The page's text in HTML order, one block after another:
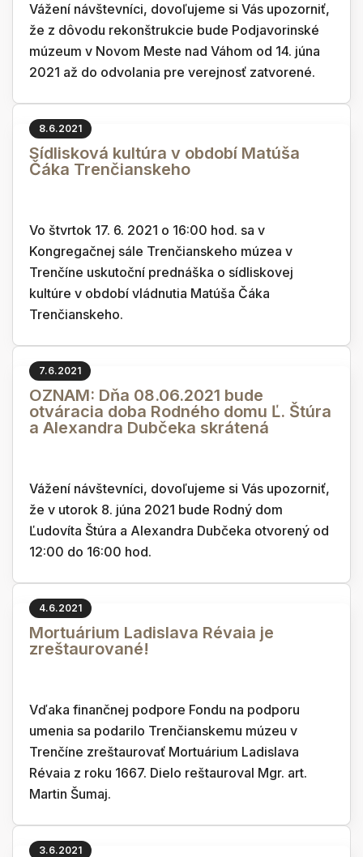
Vážení návštevníci, dovoľujeme si Vás upozorniť,
že z dôvodu rekonštrukcie bude Podjavorinské
múzeum v Novom Meste nad Váhom od 14. júna
2021 až do odvolania pre verejnosť zatvorené.
8.6.2021
Sídlisková kultúra v období Matúša
Čáka Trenčianskeho
Vo štvrtok 17. 6. 2021 o 16:00 hod. sa v
Kongregačnej sále Trenčianskeho múzea v
Trenčíne uskutoční prednáška o sídliskovej
kultúre v období vládnutia Matúša Čáka
Trenčianskeho.
7.6.2021
OZNAM: Dňa 08.06.2021 bude
otváracia doba Rodného domu Ľ. Štúra
a Alexandra Dubčeka skrátená
Vážení návštevníci, dovoľujeme si Vás upozorniť,
že v utorok 8. júna 2021 bude Rodný dom
Ľudovíta Štúra a Alexandra Dubčeka otvorený od
12:00 do 16:00 hod.
4.6.2021
Mortuárium Ladislava Révaia je
zreštaurované!
Vďaka finančnej podpore Fondu na podporu
umenia sa podarilo Trenčianskemu múzeu v
Trenčíne zreštaurovať Mortuárium Ladislava
Révaia z roku 1667. Dielo reštauroval Mgr. art.
Martin Šumaj.
3.6.2021